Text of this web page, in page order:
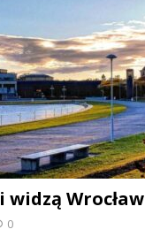
widzą Wrocław
0